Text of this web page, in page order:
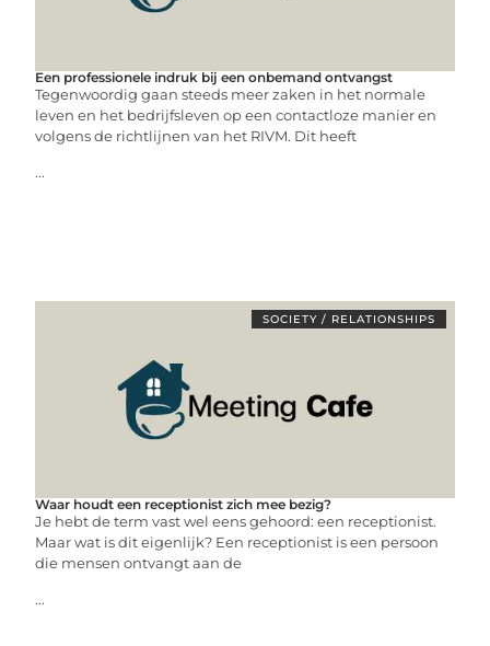
Een professionele indruk bij een onbemand ontvangst
Tegenwoordig gaan steeds meer zaken in het normale
leven en het bedrijfsleven op een contactloze manier en
volgens de richtlijnen van het RIVM. Dit heeft
...
SOCIETY / RELATIONSHIPS
Waar houdt een receptionist zich mee bezig?
Je hebt de term vast wel eens gehoord: een receptionist.
Maar wat is dit eigenlijk? Een receptionist is een persoon
die mensen ontvangt aan de
...